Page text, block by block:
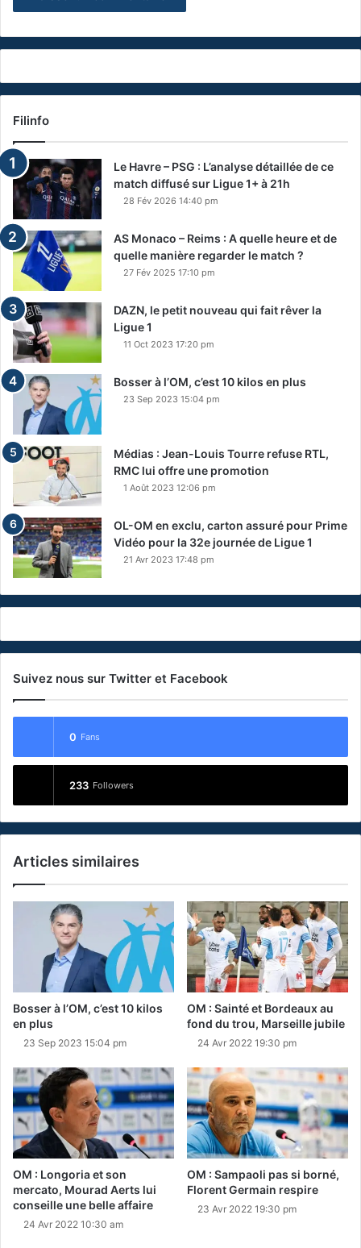
Filinfo
Le Havre – PSG : L’analyse détaillée de ce
match diffusé sur Ligue 1+ à 21h
28 Fév 2026 14:40 pm
AS Monaco – Reims : A quelle heure et de
quelle manière regarder le match ?
27 Fév 2025 17:10 pm
DAZN, le petit nouveau qui fait rêver la
Ligue 1
11 Oct 2023 17:20 pm
Bosser à l’OM, c’est 10 kilos en plus
23 Sep 2023 15:04 pm
Médias : Jean-Louis Tourre refuse RTL,
RMC lui offre une promotion
1 Août 2023 12:06 pm
OL-OM en exclu, carton assuré pour Prime
Vidéo pour la 32e journée de Ligue 1
21 Avr 2023 17:48 pm
Suivez nous sur Twitter et Facebook
0 Fans
233 Followers
Articles similaires
Bosser à l’OM, c’est 10 kilos
en plus
23 Sep 2023 15:04 pm
OM : Sainté et Bordeaux au
fond du trou, Marseille jubile
24 Avr 2022 19:30 pm
OM : Longoria et son
mercato, Mourad Aerts lui
conseille une belle affaire
24 Avr 2022 10:30 am
OM : Sampaoli pas si borné,
Florent Germain respire
23 Avr 2022 19:30 pm